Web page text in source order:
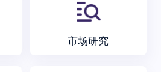
市场研究